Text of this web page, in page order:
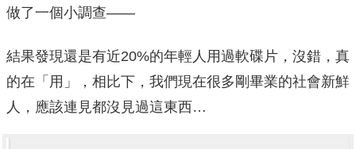
做了一個小調查——
結果發現還是有近20%的年輕人用過軟碟片，沒錯，真
的在「用」，相比下，我們現在很多剛畢業的社會新鮮
人，應該連見都沒見過這東西…